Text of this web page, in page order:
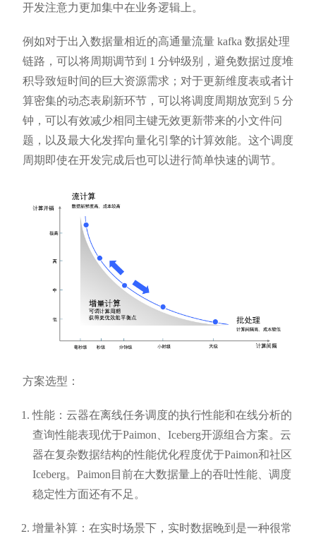
开发注意力更加集中在业务逻辑上。
例如对于出入数据量相近的高通量流量 kafka 数据处理
链路，可以将周期调节到 1 分钟级别，避免数据过度堆
积导致短时间的巨大资源需求；对于更新维度表或者计
算密集的动态表刷新环节，可以将调度周期放宽到 5 分
钟，可以有效减少相同主键无效更新带来的小文件问
题，以及最大化发挥向量化引擎的计算效能。这个调度
周期即使在开发完成后也可以进行简单快速的调节。
方案选型：
性能：云器在离线任务调度的执行性能和在线分析的
查询性能表现优于Paimon、Iceberg开源组合方案。云
器在复杂数据结构的性能优化程度优于Paimon和社区
Iceberg。Paimon目前在大数据量上的吞吐性能、调度
稳定性方面还有不足。
增量补算：在实时场景下，实时数据晚到是一种很常